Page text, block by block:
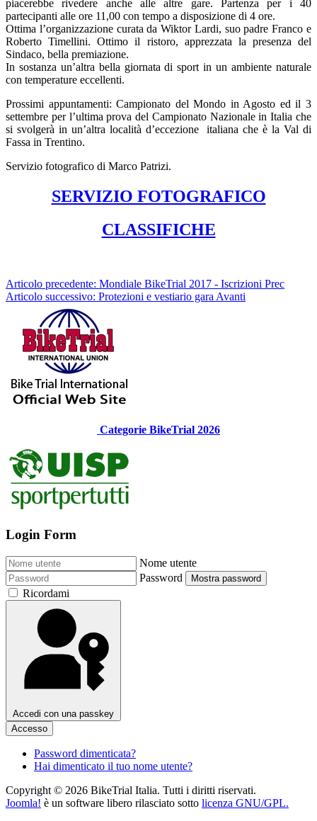
piacerebbe rivedere anche alle altre gare. Partenza per i 40
partecipanti alle ore 11,00 con tempo a disposizione di 4 ore.
Ottima l’organizzazione curata da Wiktor Lardi, suo padre Franco e
Roberto Timellini. Ottimo il ristoro, apprezzata la presenza del
Sindaco, bella premiazione.
In sostanza un’altra bella giornata di sport in un ambiente naturale
con temperature eccellenti.
Prossimi appuntamenti: Campionato del Mondo in Agosto ed il 3
settembre per l’ultima prova del Campionato Nazionale in Italia che
si svolgerà in un’altra località d’eccezione italiana che è la Val di
Fassa in Trentino.
Servizio fotografico di Marco Patrizi.
SERVIZIO FOTOGRAFICO
CLASSIFICHE
Articolo precedente: Mondiale BikeTrial 2017 - Iscrizioni Prec
Articolo successivo: Protezioni e vestiario gara Avanti
Categorie BikeTrial 2026
Login Form
Nome utente
Password
Mostra password
Ricordami
Accedi con una passkey
Accesso
Password dimenticata?
Hai dimenticato il tuo nome utente?
Copyright © 2026 BikeTrial Italia. Tutti i diritti riservati.
Joomla! è un software libero rilasciato sotto licenza GNU/GPL.